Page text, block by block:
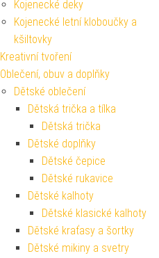
Kojenecké deky
Kojenecké letní kloboučky a
kšiltovky
Kreativní tvoření
Oblečení, obuv a doplňky
Dětské oblečení
Dětská trička a tílka
Dětská trička
Dětské doplňky
Dětské čepice
Dětské rukavice
Dětské kalhoty
Dětské klasické kalhoty
Dětské kraťasy a šortky
Dětské mikiny a svetry